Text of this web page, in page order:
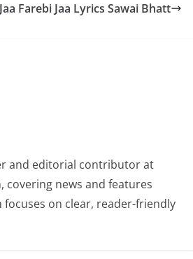
Jaa Farebi Jaa Lyrics Sawai Bhatt
and editorial contributor at
covering news and features
focuses on clear, reader-friendly